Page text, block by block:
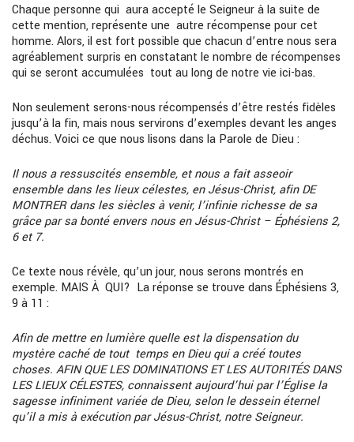
Chaque personne qui aura accepté le Seigneur à la suite de
cette mention, représente une autre récompense pour cet
homme. Alors, il est fort possible que chacun d’entre nous sera
agréablement surpris en constatant le nombre de récompenses
qui se seront accumulées tout au long de notre vie ici-bas.
Non seulement serons-nous récompensés d’être restés fidèles
jusqu’à la fin, mais nous servirons d’exemples devant les anges
déchus. Voici ce que nous lisons dans la Parole de Dieu :
Il nous a ressuscités ensemble, et nous a fait asseoir
ensemble dans les lieux célestes, en Jésus-Christ, afin DE
MONTRER dans les siècles à venir, l’infinie richesse de sa
grâce par sa bonté envers nous en Jésus-Christ – Éphésiens 2,
6 et 7.
Ce texte nous révèle, qu’un jour, nous serons montrés en
exemple. MAIS À QUI? La réponse se trouve dans Éphésiens 3,
9 à 11 :
Afin de mettre en lumière quelle est la dispensation du
mystère caché de tout temps en Dieu qui a créé toutes
choses. AFIN QUE LES DOMINATIONS ET LES AUTORITÉS DANS
LES LIEUX CÉLESTES, connaissent aujourd’hui par l’Église la
sagesse infiniment variée de Dieu, selon le dessein éternel
qu’il a mis à exécution par Jésus-Christ, notre Seigneur.